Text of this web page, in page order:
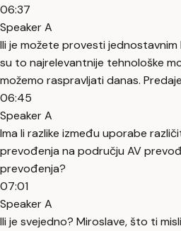
06:37
Speaker A
Ili je možete provesti jednostavnim
su to najrelevantnije tehnološke
možemo raspravljati danas.
06:45
Speaker A
Ima li razlike između uporabe
prevođenja na području AV
prevođenja?
07:01
Speaker A
Ili je svejedno? Miroslave, što ti